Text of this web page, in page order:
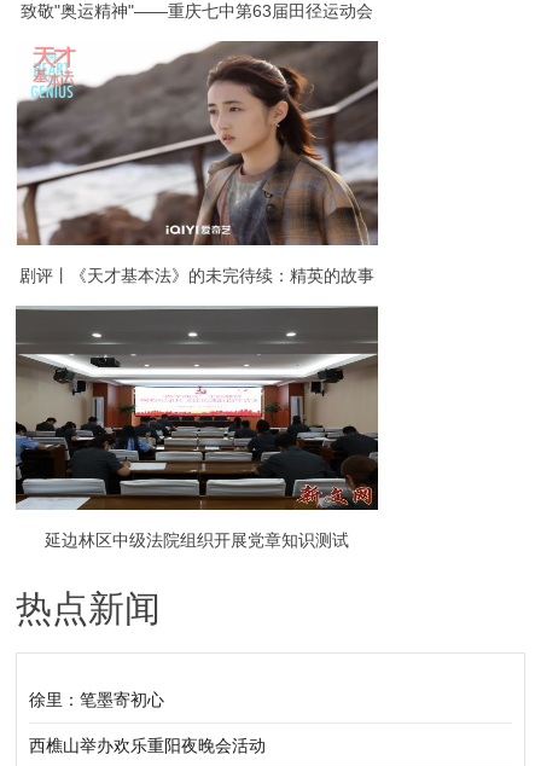
致敬"奥运精神"——重庆七中第63届田径运动会
拉开帷幕!
剧评丨《天才基本法》的未完待续：精英的故事
如何大众？
延边林区中级法院组织开展党章知识测试
热点新闻
徐里：笔墨寄初心
西樵山举办欢乐重阳夜晚会活动